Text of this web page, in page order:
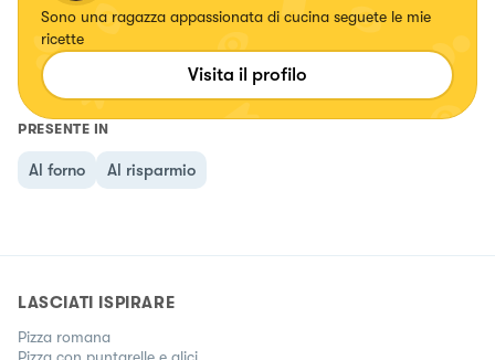
Sono una ragazza appassionata di cucina seguete le mie
ricette
Visita il profilo
PRESENTE IN
Al forno Al risparmio
LASCIATI ISPIRARE
Pizza romana
Pizza con puntarelle e alici